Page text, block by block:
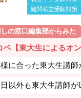
難関私立受験対策
の窓口編集部からみた
ベ【東大生によるオ
に合った東大生講師
以外も東大生講師が